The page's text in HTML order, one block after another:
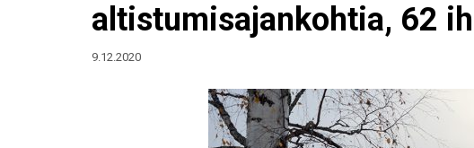
altistumisajankohtia, 62
9.12.2020